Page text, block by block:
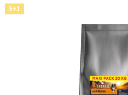
5+1